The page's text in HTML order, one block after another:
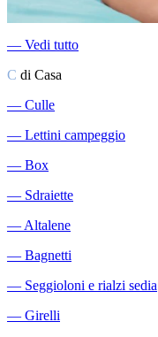
― Vedi tutto
C di Casa
― Culle
― Lettini campeggio
― Box
― Sdraiette
―Altalene
― Bagnetti
― Seggioloni e rialzi sedia
― Girelli